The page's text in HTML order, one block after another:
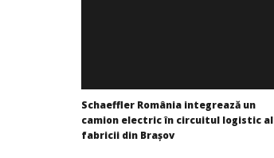
Schaeffler România integrează un
camion electric în circuitul logistic al
fabricii din Brașov